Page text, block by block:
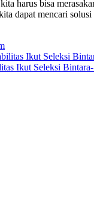
harus bisa
dapat mencari
Ikut Seleksi